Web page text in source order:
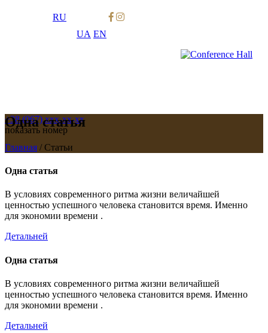
RU
UA EN
+38 (067)xxx-xx-xx
показать номер
Одна статья
Главная / Статьи
Одна статья
В условиях современного ритма жизни величайшей
ценностью успешного человека становится время. Именно
для экономии времени .
Детальней
Одна статья
В условиях современного ритма жизни величайшей
ценностью успешного человека становится время. Именно
для экономии времени .
Детальней